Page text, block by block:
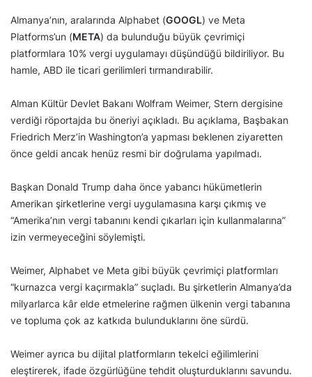
Almanya’nın, aralarında Alphabet (GOOGL) ve Meta
Platforms’un (META) da bulunduğu büyük çevrimiçi
platformlara 10% vergi uygulamayı düşündüğü bildiriliyor. Bu
hamle, ABD ile ticari gerilimleri tırmandırabilir.
Alman Kültür Devlet Bakanı Wolfram Weimer, Stern dergisine
verdiği röportajda bu öneriyi açıkladı. Bu açıklama, Başbakan
Friedrich Merz’in Washington’a yapması beklenen ziyaretten
önce geldi ancak henüz resmi bir doğrulama yapılmadı.
Başkan Donald Trump daha önce yabancı hükümetlerin
Amerikan şirketlerine vergi uygulamasına karşı çıkmış ve
“Amerika’nın vergi tabanını kendi çıkarları için kullanmalarına”
izin vermeyeceğini söylemişti.
Weimer, Alphabet ve Meta gibi büyük çevrimiçi platformları
“kurnazca vergi kaçırmakla” suçladı. Bu şirketlerin Almanya’da
milyarlarca kâr elde etmelerine rağmen ülkenin vergi tabanına
ve topluma çok az katkıda bulunduklarını öne sürdü.
Weimer ayrıca bu dijital platformların tekelci eğilimlerini
eleştirerek, ifade özgürlüğüne tehdit oluşturduklarını savundu.